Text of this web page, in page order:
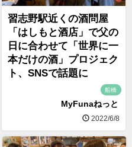
習志野駅近くの酒問屋
「はしもと酒店」で父の
日に合わせて「世界に一
本だけの酒」プロジェク
ト、SNSで話題に
船橋
MyFunaねっと
2022/6/8